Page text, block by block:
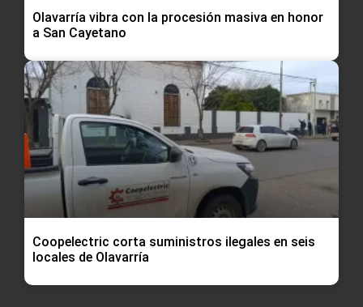
Olavarría vibra con la procesión masiva en honor
a San Cayetano
Coopelectric corta suministros ilegales en seis
locales de Olavarría